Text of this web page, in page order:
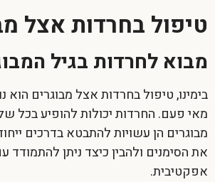
טיפול בחרדות אצל
מבוא לחרדות בגיל
בימינו,טיפול בחרדות אצל מבוגרים הוא
מאי פעם. החרדות יכולות להופיע בכל
מבוגרים הן עשויות להתבטא בדרכים
את הסימנים ולהבין כיצד ניתן להתמודד
אפקטיבית.